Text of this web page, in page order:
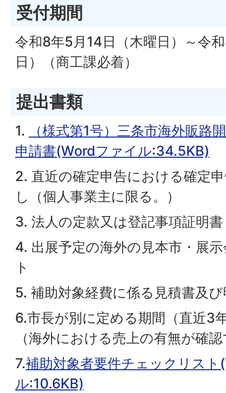
受付期間
令和8年5月14日（木曜日）～令
日）（商工課必着）
提出書類
1.
（様式第1号）三条市海外販路
申請書(Wordファイル:34.5KB)
2. 直近の確定申告における確定
し（個人事業主に限る。）
3. 法人の定款又は登記事項証明
4. 出展予定の海外の見本市・展
ト
5. 補助対象経費に係る見積書及
6.市長が別に定める期間（直近3
（海外における売上の有無が確
7.補助対象者要件チェックリス
ル:10.6KB)